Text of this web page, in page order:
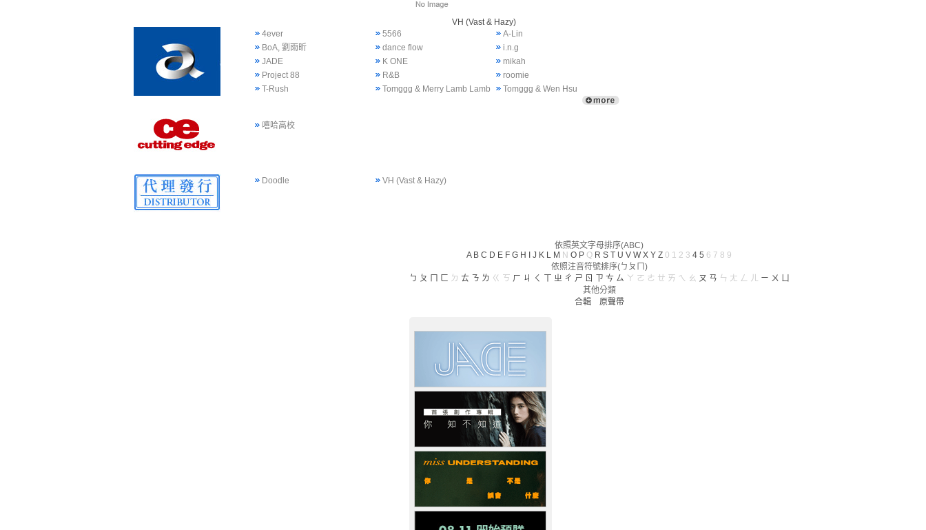
VH (Vast & Hazy)
4ever
5566
A-Lin
BoA, 劉雨昕
dance flow
i.n.g
JADE
K ONE
mikah
Project 88
R&B
roomie
T-Rush
Tomggg & Merry Lamb Lamb Tomggg & Wen Hsu
嘻哈高校
Doodle VH (Vast & Hazy)
依照英文字母排序(ABC)
A B C D E F G H J K L M N O P Q R S T U V W X Y Z 0 1 2 3 4 5 6 7 8 9
依照注音符號排序(ㄅㄆㄇ)
ㄅ ㄆ ㄈ ㄉ ㄊ ㄋ ㄌ ㄍ ㄎ ㄏ ㄐ ㄑ ㄓ ㄔ ㄕ ㄖ ㄗ ㄘ ㄙ ㄚ ㄛ ㄜ ㄝ ㄞ ㄟ ㄠ ㄡ ㄢ ㄣ ㄤ ㄥ ㄦ ㄧ ㄨ ㄩ
其他分類
合輯
原聲帶